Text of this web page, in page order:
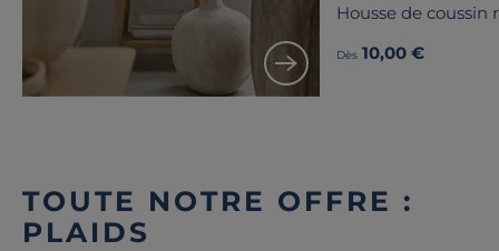
Housse de coussin
Dès 10,00 €
TOUTE NOTRE OFFRE :
PLAIDS